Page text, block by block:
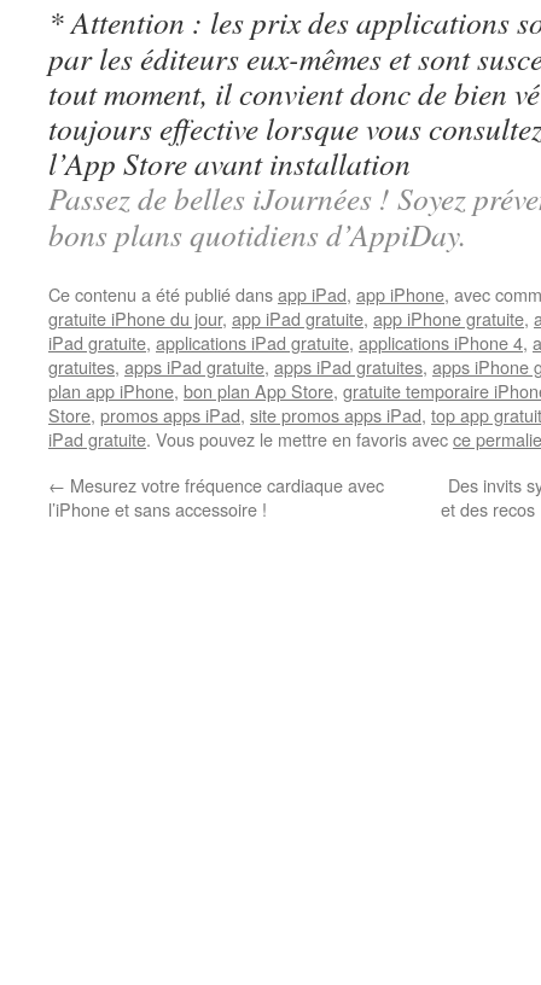
* Attention : les prix des applications
par les éditeurs eux-mêmes et sont
tout moment, il convient donc de bien
toujours effective lorsque vous
l’App Store avant installation
Passez de belles iJournées ! Soyez
bons plans quotidiens d’AppiDay.
Ce contenu a été publié dansapp iPad, app iPhone, avec
gratuite iPhone du jour, app iPad gratuite, app iPhone gratuite,
iPad gratuite, applications iPad gratuite, applications iPhone 4,
gratuites, apps iPad gratuite, apps iPad gratuites, apps iPhone
plan app iPhone, bon plan App Store, gratuite temporaire
Store, promos apps iPad, site promos apps iPad, top app
iPad gratuite. Vous pouvez le mettre en favoris avecce
← Mesurez votre fréquence cardiaque avec
l’iPhone et sans accessoire !
Des invits
et des recos